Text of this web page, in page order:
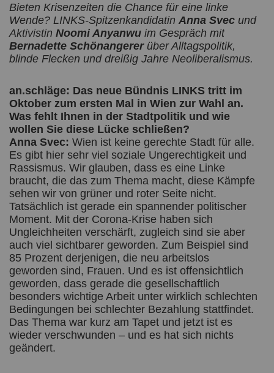
Bieten Krisenzeiten die Chance für eine linke
Wende? LINKS-Spitzenkandidatin Anna Svec und
Aktivistin Noomi Anyanwu im Gespräch mit
Bernadette Schönangererüber Alltagspolitik,
blinde Flecken und dreißig Jahre Neoliberalismus.
an.schläge: Das neue Bündnis LINKS tritt im
Oktober zum ersten Mal in Wien zur Wahl an.
Was fehlt Ihnen in der Stadtpolitik und wie
wollen Sie diese Lücke schließen?
Anna Svec: Wien ist keine gerechte Stadt für alle.
Es gibt hier sehr viel soziale Ungerechtigkeit und
Rassismus. Wir glauben, dass es eine Linke
braucht, die das zum Thema macht, diese Kämpfe
sehen wir von grüner und roter Seite nicht.
Tatsächlich ist gerade ein spannender politischer
Moment. Mit der Corona-Krise haben sich
Ungleichheiten verschärft, zugleich sind sie aber
auch viel sichtbarer geworden. Zum Beispiel sind
85 Prozent derjenigen, die neu arbeitslos
geworden sind, Frauen. Und es ist offensichtlich
geworden, dass gerade die gesellschaftlich
besonders wichtige Arbeit unter wirklich schlechten
Bedingungen bei schlechter Bezahlung stattfindet.
Das Thema war kurz am Tapet und jetzt ist es
wieder verschwunden – und es hat sich nichts
geändert.